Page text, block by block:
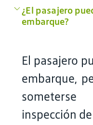
¿El pasajero
embarque?
El pasajero
embarque,
inspección